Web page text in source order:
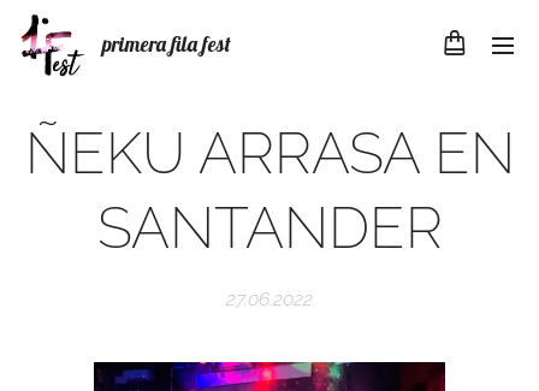
primera fila fest
ÑEKU ARRASA EN
SANTANDER
27.06.2022